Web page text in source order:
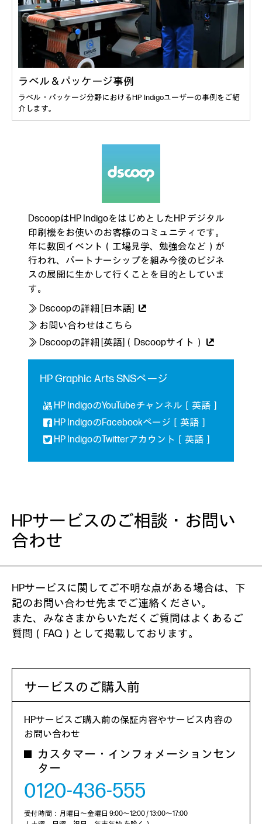
ラベル＆パッケージ事例
ラベル・パッケージ分野におけるHP Indigoユーザーの事例をご紹
介します。
DscoopはHP IndigoをはじめとしたHP デジタル
印刷機をお使いのお客様のコミュニティです。
年に数回イベント（工場見学、勉強会など）が
行われ、パートナーシップを組み今後のビジネ
スの展開に生かして行くことを目的としていま
す。
≫ Dscoopの詳細 [日本語]
≫ お問い合わせはこちら
≫ Dscoopの詳細 [英語]（Dscoopサイト）
HP Graphic Arts SNSページ
HP IndigoのYouTubeチャンネル［英語］
HP IndigoのFacebookページ［英語］
HP IndigoのTwitterアカウント［英語］
HPサービスのご相談・お問い
合わせ
HPサービスに関してご不明な点がある場合は、下
記のお問い合わせ先までご連絡ください。
また、みなさまからいただくご質問はよくあるご
質問（FAQ） として掲載しております。
サービスのご購入前
HPサービスご購入前の保証内容やサービス内容の
お問い合わせ
カスタマー・インフォメーションセン
ター
0120-436-555
受付時間：月曜日～金曜日 9:00～12:00 / 13:00～17:00